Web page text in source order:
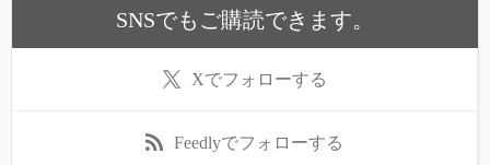
SNSでもご購読できます。
Xでフォローする
Feedlyでフォローする